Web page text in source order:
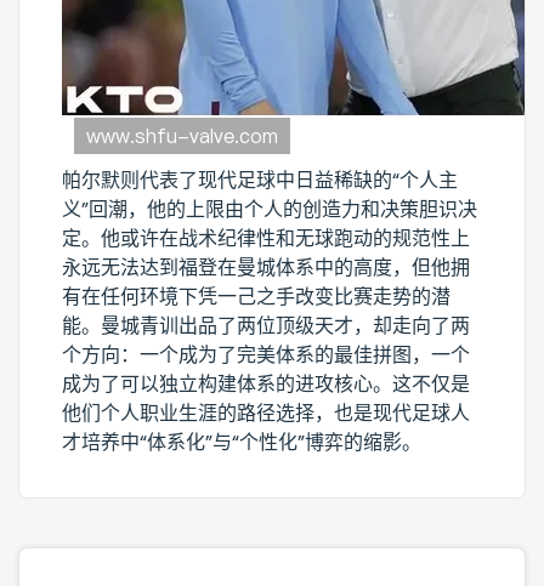
帕尔默则代表了现代足球中日益稀缺的“个人主
义”回潮，他的上限由个人的创造力和决策胆识决
定。他或许在战术纪律性和无球跑动的规范性上
永远无法达到福登在曼城体系中的高度，但他拥
有在任何环境下凭一己之手改变比赛走势的潜
能。曼城青训出品了两位顶级天才，却走向了两
个方向：一个成为了完美体系的最佳拼图，一个
成为了可以独立构建体系的进攻核心。这不仅是
他们个人职业生涯的路径选择，也是现代足球人
才培养中“体系化”与“个性化”博弈的缩影。